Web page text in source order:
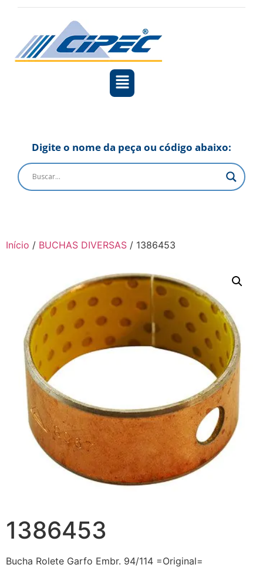
Digite o nome da peça ou código abaixo:
Início / BUCHAS DIVERSAS / 1386453
1386453
Bucha Rolete Garfo Embr. 94/114 =Original=